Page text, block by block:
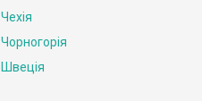
Чехія
Чорногорія
Швеція